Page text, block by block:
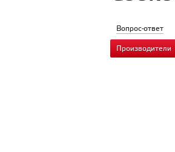
Вопрос-ответ
Производители